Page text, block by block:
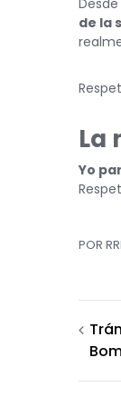
de la
La
Yo
POR
de